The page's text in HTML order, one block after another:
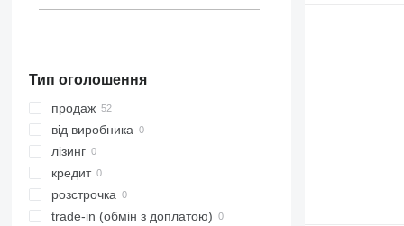
Тип оголошення
продаж
від виробника
лізинг
кредит
розстрочка
trade-in (обмін з доплатою)